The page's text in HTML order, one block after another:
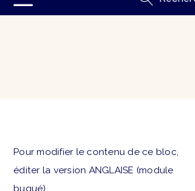
Pour modifier le contenu de ce bloc,
éditer la version ANGLAISE (module
bugué)